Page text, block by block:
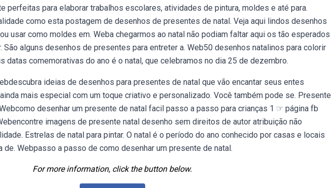
perfeitas para elaborar trabalhos escolares, atividades de pintura, moldes e até para.
como esta postagem de desenhos de presentes de natal. Veja aqui lindos desenhos
usar como moldes em. Weba chegarmos ao natal não podiam faltar aqui os tão esperados
São alguns desenhos de presentes para entreter a. Web50 desenhos natalinos para colorir
datas comemorativas do ano é o natal, que celebramos no dia 25 de dezembro.
ideias de desenhos para presentes de natal que vão encantar seus entes
mais especial com um toque criativo e personalizado. Você também pode se. Presente
desenhar um presente de natal facil passo a passo para crianças 1 ☞ página fb
imagens de presente natal desenho sem direitos de autor atribuição não
Estrelas de natal para pintar. O natal é o período do ano conhecido por casas e locais
Webpasso a passo de como desenhar um presente de natal.
For more information, click the button below.